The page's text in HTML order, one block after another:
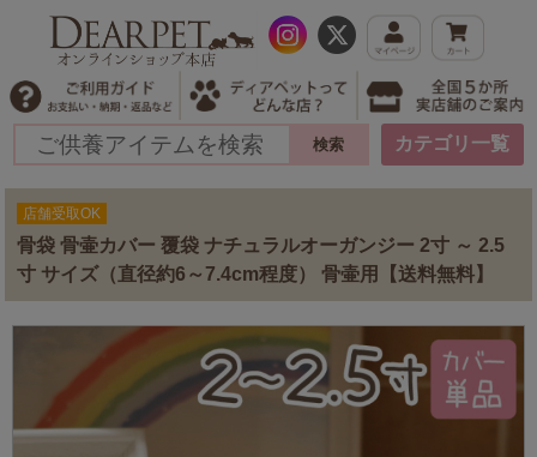
カテゴリ一覧
店舗受取OK
骨袋 骨壷カバー 覆袋 ナチュラルオーガンジー 2寸 ～ 2.5
寸 サイズ（直径約6～7.4cm程度） 骨壷用【送料無料】